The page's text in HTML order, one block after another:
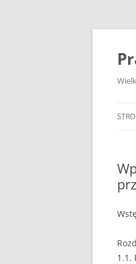
1.1.